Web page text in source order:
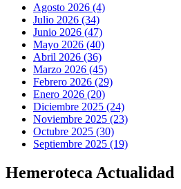
Agosto 2026 (4)
Julio 2026 (34)
Junio 2026 (47)
Mayo 2026 (40)
Abril 2026 (36)
Marzo 2026 (45)
Febrero 2026 (29)
Enero 2026 (20)
Diciembre 2025 (24)
Noviembre 2025 (23)
Octubre 2025 (30)
Septiembre 2025 (19)
Hemeroteca Actualidad